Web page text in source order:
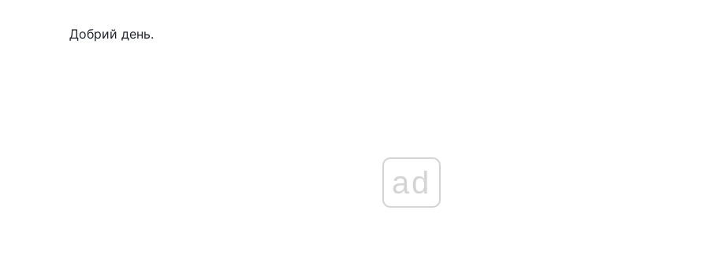
Добрий день.
ad